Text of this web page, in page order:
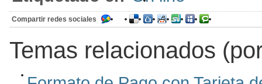
Compartir redes sociales
Temas relacionados